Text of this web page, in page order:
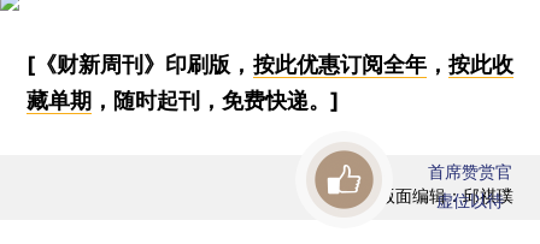
[《财新周刊》印刷版， 按此优惠订阅全年， 按此收
藏单期 ，随时起刊，免费快递。]
版面编辑：邱祺璞
首席赞赏官
虚位以待